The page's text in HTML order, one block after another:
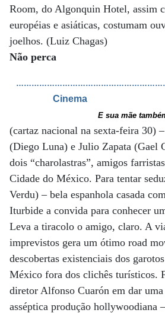
Room, do Algonquin Hotel, assim
européias e asiáticas, costumam
joelhos. (Luiz Chagas)
Não perca
Cinema
E sua mãe
(cartaz nacional na sexta-feira 30)
(Diego Luna) e Julio Zapata (Gael
dois “charolastras”, amigos
Cidade do México. Para tentar
Verdu) – bela espanhola casada
Iturbide a convida para conhecer
Leva a tiracolo o amigo, claro. A
imprevistos gera um ótimo road
descobertas existenciais dos
México fora dos clichês turísticos.
diretor Alfonso Cuarón em dar uma
asséptica produção hollywoodiana